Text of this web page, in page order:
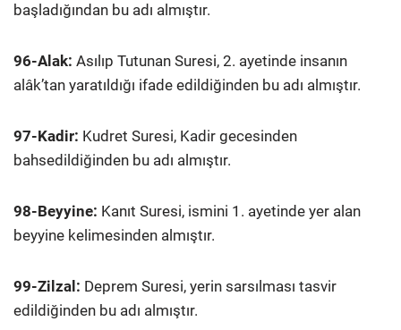
başladığından bu adı almıştır.
96-Alak: Asılıp Tutunan Suresi, 2. ayetinde insanın
alâk’tan yaratıldığı ifade edildiğinden bu adı almıştır.
97-Kadir: Kudret Suresi, Kadir gecesinden
bahsedildiğinden bu adı almıştır.
98-Beyyine: Kanıt Suresi, ismini 1. ayetinde yer alan
beyyine kelimesinden almıştır.
99-Zilzal: Deprem Suresi, yerin sarsılması tasvir
edildiğinden bu adı almıştır.